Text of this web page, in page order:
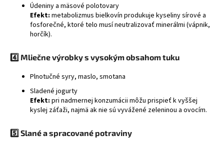
Údeniny a mäsové polotovary
Efekt: metabolizmus bielkovín produkuje kyseliny sírové a
fosforečné, ktoré telo musí neutralizovať minerálmi (vápnik,
horčík).
4️⃣ Mliečne výrobky s vysokým obsahom tuku
Plnotučné syry, maslo, smotana
Sladené jogurty
Efekt: pri nadmernej konzumácii môžu prispieť k vyššej
kyslej záťaži, najmä ak nie sú vyvážené zeleninou a ovocím.
5️⃣Slané a spracované potraviny